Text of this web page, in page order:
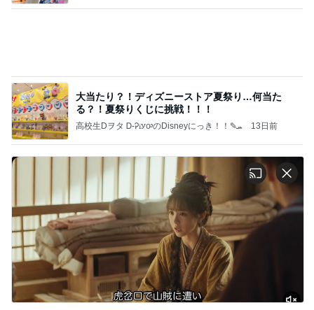
希少で特別なお線香でのご供養
Amebaトピックス 2日前